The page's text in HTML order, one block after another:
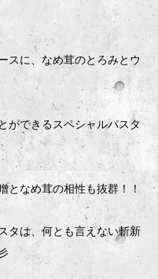
スに、なめ茸のとろみとウ
ができるスペシャルパスタ
となめ茸の相性も抜群！！
タは、何とも言えない斬新